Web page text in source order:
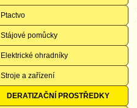
Ptactvo
Stájové pomůcky
Elektrické ohradníky
Stroje a zařízení
DERATIZAČNÍ PROSTŘEDKY